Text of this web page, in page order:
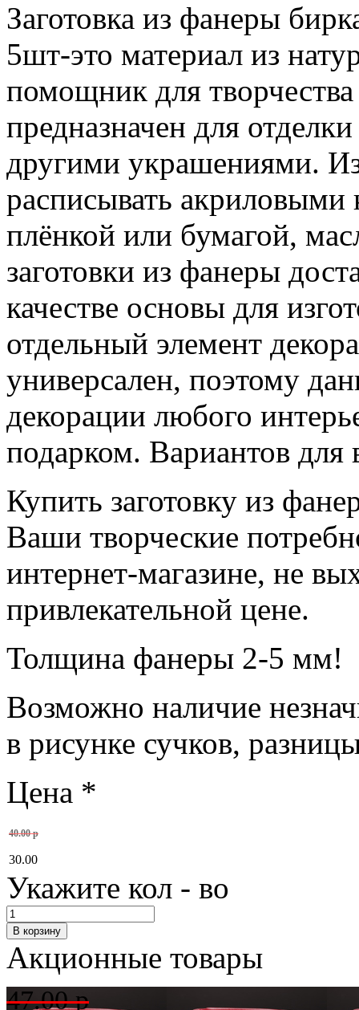
Заготовка из фанеры
5шт-это материал из
помощник для
предназначен для
другими украшениями.
расписывать акриловыми
плёнкой или бумагой,
заготовки из фанеры
качестве основы для
отдельный элемент
универсален, поэтому
декорации любого
подарком. Вариантов
Купить заготовку из
Ваши творческие
интернет-магазине, не
привлекательной цене.
Толщина фанеры 2-5 мм!
Возможно наличие
в рисунке сучков,
Цена *
40.00 р
30.00
Укажите кол - во
Акционные товары
47.00 р